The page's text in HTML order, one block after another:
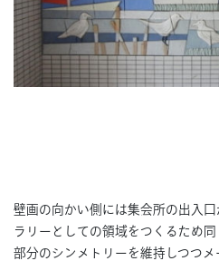
壁画の向かい側には集会所の出入
ラリーとしての領域をつくるため
部分のシンメトリーを維持しつつ